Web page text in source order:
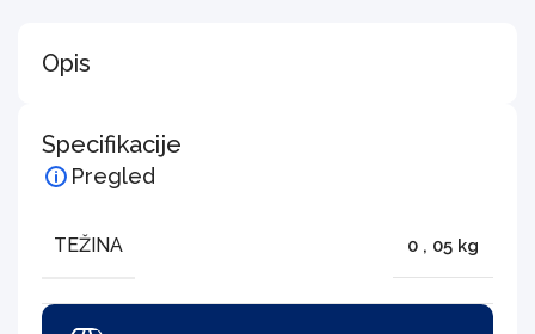
Opis
Specifikacije
Pregled
TEŽINA 0 , 05 kg